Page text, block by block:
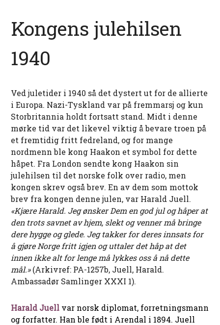
Kongens julehilsen
1940
Ved juletider i 1940 så det dystert ut for de allierte
i Europa. Nazi-Tyskland var på fremmarsj og kun
Storbritannia holdt fortsatt stand. Midt i denne
mørke tid var det likevel viktig å bevare troen på
et fremtidig fritt fedreland, og for mange
nordmenn ble kong Haakon et symbol for dette
håpet. Fra London sendte kong Haakon sin
julehilsen til det norske folk over radio, men
kongen skrev også brev. En av dem som mottok
brev fra kongen denne julen, var Harald Juell.
«Kjære Harald. Jeg ønsker Dem en god jul og håper at
den trots savnet av hjem, slekt og venner må bringe
dere hygge og glede. Jeg takker for deres innsats for
å gjøre Norge fritt igjen og uttaler det håp at det
innen ikke alt for lenge må lykkes oss å nå dette
mål.»(Arkivref: PA-1257b, Juell, Harald.
Ambassadør Samlinger XXXI 1).
Harald Juell var norsk diplomat, forretningsmann
og forfatter. Han ble født i Arendal i 1894. Juell